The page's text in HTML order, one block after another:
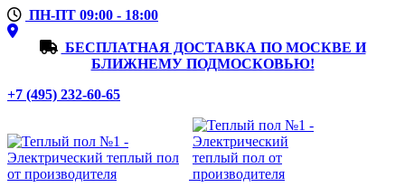
ПН-ПТ 09:00 - 18:00
БЕСПЛАТНАЯ ДОСТАВКА ПО МОСКВЕ И
БЛИЖНЕМУ ПОДМОСКОВЬЮ!
+7 (495) 232-60-65